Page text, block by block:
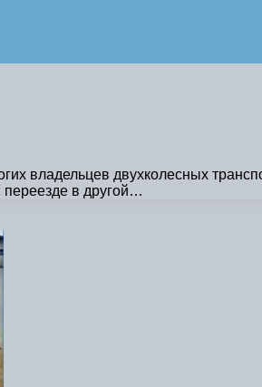
владельцев двухколесных
в другой…